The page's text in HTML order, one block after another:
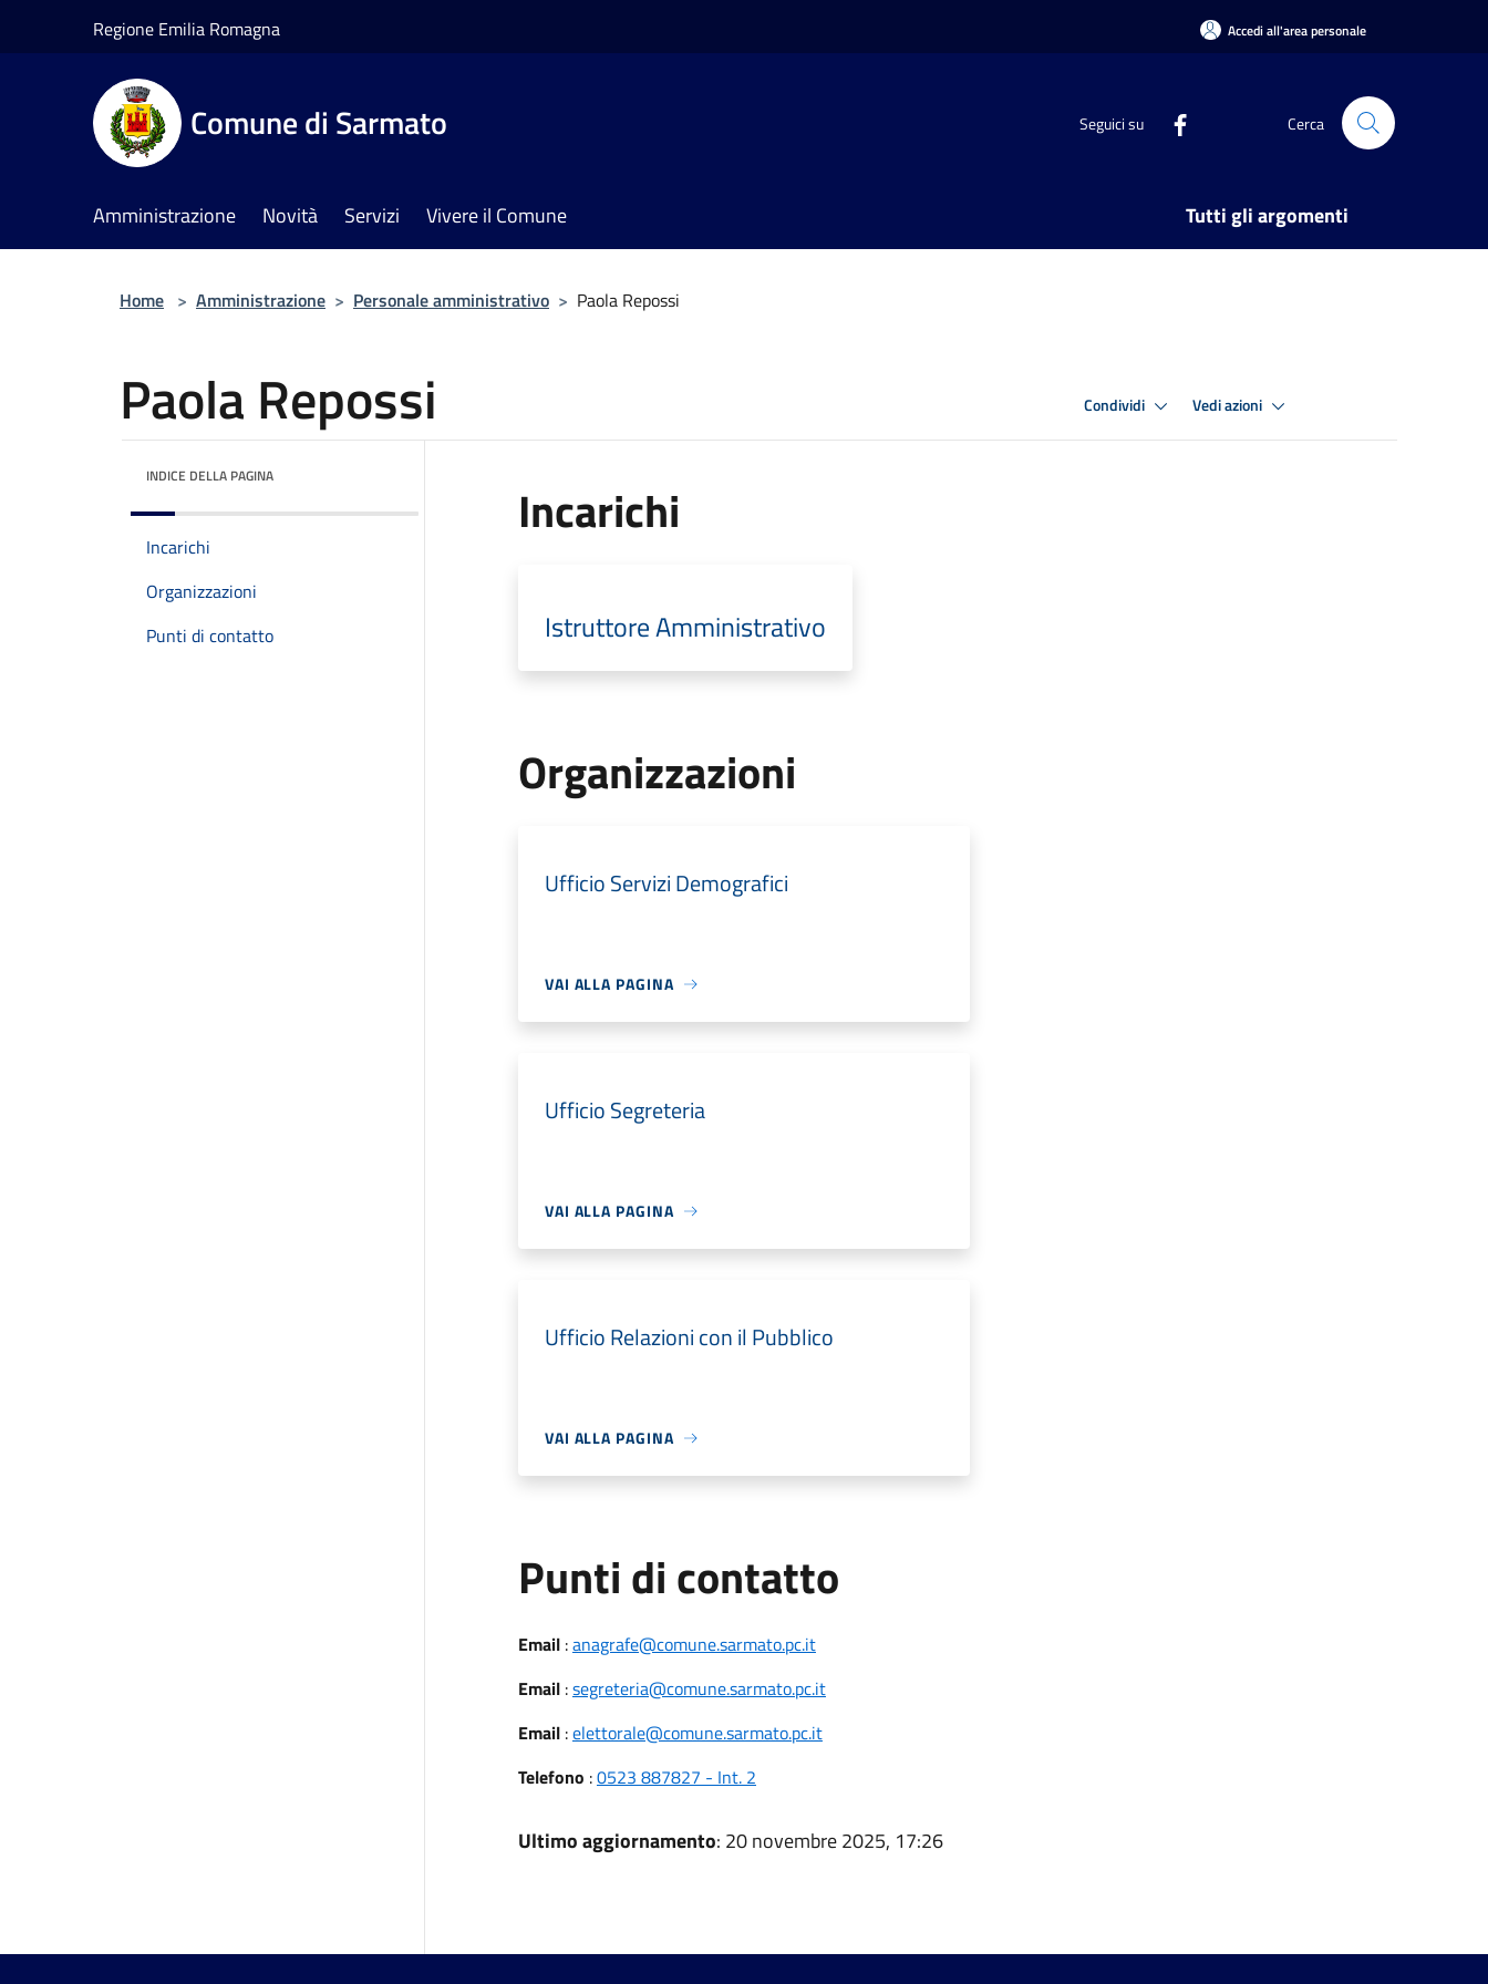
Regione Emilia Romagna Accedi all'area personale
Comune di Sarmato Seguici su Cerca
Amministrazione Novità Servizi Vivere il Comune Tutti gli argomenti
Home > Amministrazione > Personale amministrativo > Paola Repossi
Paola Repossi Condividi Vedi azioni
INDICE DELLA PAGINA
Incarichi
Organizzazioni
Punti di contatto
Incarichi
Istruttore Amministrativo
Organizzazioni
Ufficio Servizi Demografici
VAI ALLA PAGINA
Ufficio Segreteria
VAI ALLA PAGINA
Ufficio Relazioni con il Pubblico
VAI ALLA PAGINA
Punti di contatto
Email:anagrafe@comune.sarmato.pc.it
Email:segreteria@comune.sarmato.pc.it
Email:elettorale@comune.sarmato.pc.it
Telefono :0523 887827 - Int. 2
Ultimo aggiornamento: 20 novembre 2025, 17:26